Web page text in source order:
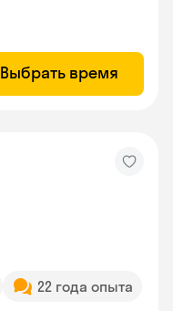
Выбрать время
22 года опыта